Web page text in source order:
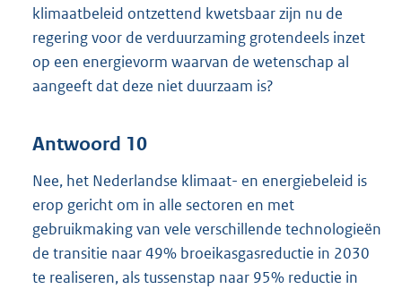
klimaatbeleid ontzettend kwetsbaar zijn nu de
regering voor de verduurzaming grotendeels inzet
op een energievorm waarvan de wetenschap al
aangeeft dat deze niet duurzaam is?
Antwoord 10
Nee, het Nederlandse klimaat- en energiebeleid is
erop gericht om in alle sectoren en met
gebruikmaking van vele verschillende technologieën
de transitie naar 49% broeikasgasreductie in 2030
te realiseren, als tussenstap naar 95% reductie in